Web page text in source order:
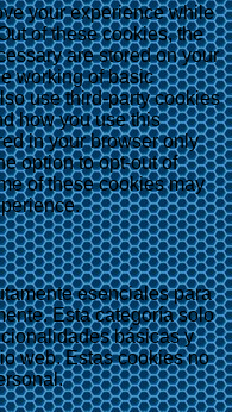
your experience while
of these cookies, the
are stored on your
working of basic
use third-party cookies
how you use this
in your browser only
option to opt-out of
of these cookies may
esenciales para
Esta categoría solo
básicas y
web. Estas cookies no